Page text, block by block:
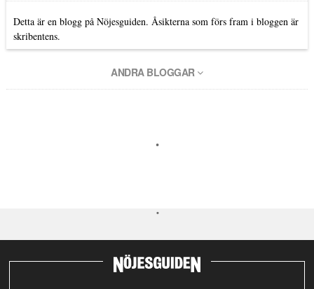
Detta är en blogg på Nöjesguiden. Åsikterna som förs fram i bloggen är
skribentens.
ANDRA BLOGGAR